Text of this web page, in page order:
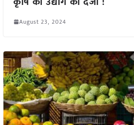
August 23, 2024